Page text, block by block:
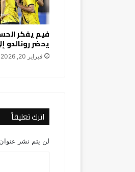
فيم يفكر
يحضر رونالدو
فبراير 20, 2026
اترك تعليقاً
لن يتم نشر